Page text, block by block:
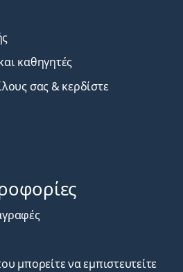
καθηγητές
σας & κερδίστε
μπορείτε να εμπιστευτείτε